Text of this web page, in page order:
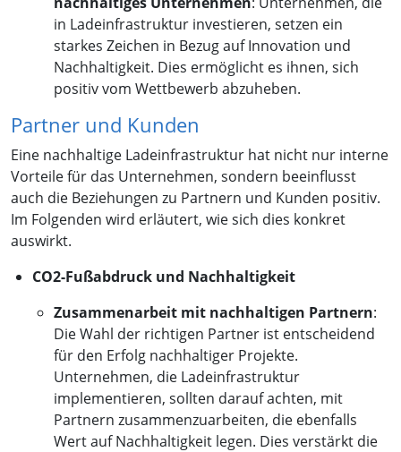
in Ladeinfrastruktur investieren, setzen ein
starkes Zeichen in Bezug auf Innovation und
Nachhaltigkeit. Dies ermöglicht es ihnen, sich
positiv vom Wettbewerb abzuheben.
Partner und Kunden
Eine nachhaltige Ladeinfrastruktur hat nicht nur interne
Vorteile für das Unternehmen, sondern beeinflusst
auch die Beziehungen zu Partnern und Kunden positiv.
Im Folgenden wird erläutert, wie sich dies konkret
auswirkt.
CO2-Fußabdruck und Nachhaltigkeit
Zusammenarbeit mit nachhaltigen Partnern:
Die Wahl der richtigen Partner ist entscheidend
für den Erfolg nachhaltiger Projekte.
Unternehmen, die Ladeinfrastruktur
implementieren, sollten darauf achten, mit
Partnern zusammenzuarbeiten, die ebenfalls
Wert auf Nachhaltigkeit legen. Dies verstärkt die